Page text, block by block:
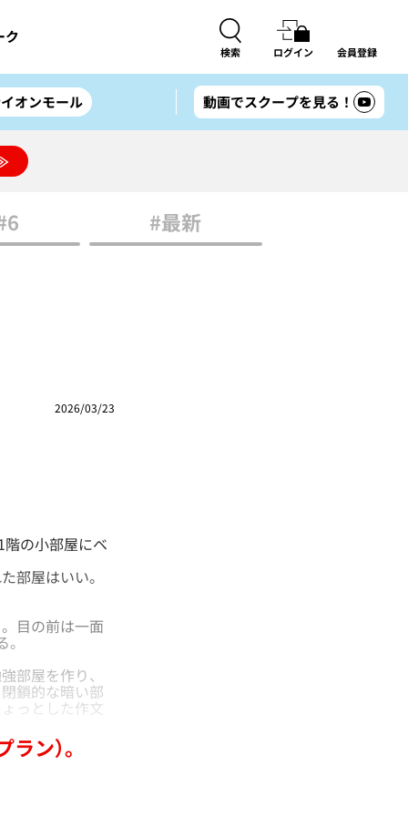
ク
検索 ログイン 会員登録
オンモール 動画でスクープを見る！
#最新
2026/03/23
の小部屋にベ
部屋はいい。
目の前は一面
部屋を作り、
鎖的な暗い部
っとした作文
ン）。